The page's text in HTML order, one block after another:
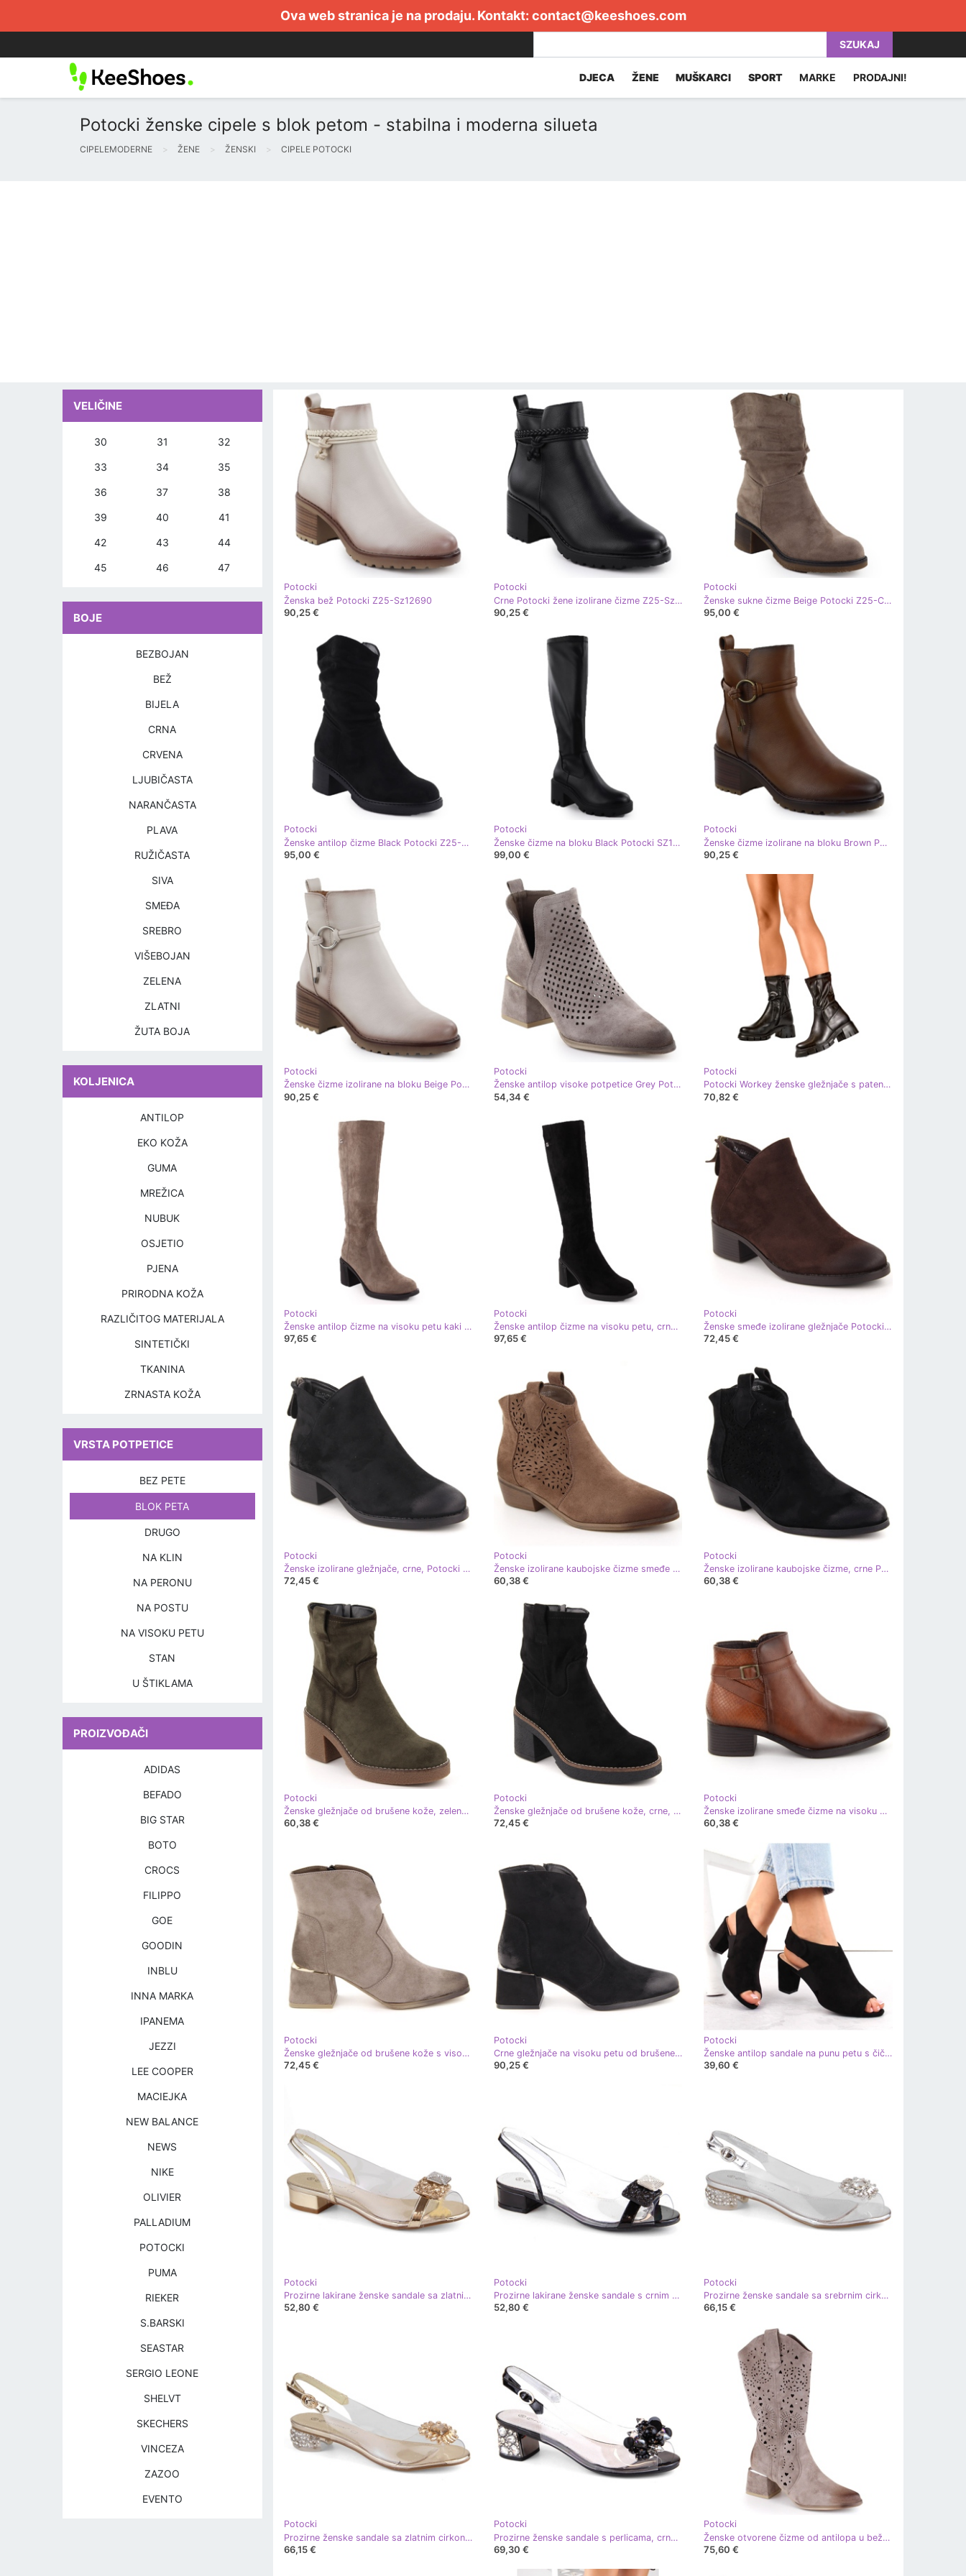
Ova web stranica je na prodaju. Kontakt: contact@keeshoes.com
SZUKAJ
DJECA ŽENE MUŠKARCI SPORT MARKE PRODAJNI!
Potocki ženske cipele s blok petom - stabilna i moderna silueta
CIPELEMODERNE ŽENE ŽENSKI CIPELE POTOCKI
Potocki
Ženska bež Potocki Z25-Sz12690
90,25 €
Potocki
Crne Potocki žene izolirane čizme Z25-Sz12690- crna
90,25 €
Potocki
Ženske sukne čizme Beige Potocki Z25-CN51303 bež
95,00 €
Potocki
Ženske antilop čizme Black Potocki Z25-CN51303 crna
95,00 €
Potocki
Ženske čizme na bloku Black Potocki SZ12533
99,00 €
Potocki
Ženske čizme izolirane na bloku Brown Potocki SZ12527 smeđa
90,25 €
Potocki
Ženske čizme izolirane na bloku Beige Potocki SZ12527 bež
90,25 €
Potocki
Ženske antilop visoke potpetice Grey Potocki SZ12356 siva
54,34 €
Potocki
Potocki Workey ženske gležnjače s patentnim zatvaračem crne crna
70,82 €
Potocki
Ženske antilop čizme na visoku petu kaki Potocki 60314 zelena
97,65 €
Potocki
Ženske antilop čizme na visoku petu, crne, Potocki 60314 crna
97,65 €
Potocki
Ženske smeđe izolirane gležnjače Potocki 12472 smeđa
72,45 €
Potocki
Ženske izolirane gležnjače, crne, Potocki 12472 crna
72,45 €
Potocki
Ženske izolirane kaubojske čizme smeđe Potocki SZ12189 smeđa
60,38 €
Potocki
Ženske izolirane kaubojske čizme, crne Potocki SZ12189 crna
60,38 €
Potocki
Ženske gležnjače od brušene kože, zelene, Potocki 51302 zelena
60,38 €
Potocki
Ženske gležnjače od brušene kože, crne, Potocki 51302 crna
72,45 €
Potocki
Ženske izolirane smeđe čizme na visoku petu Potocki 12280 smeđa
60,38 €
Potocki
Ženske gležnjače od brušene kože s visokom petom, bež Potocki 12422
72,45 €
Potocki
Crne gležnjače na visoku petu od brušene kože Potocki 12422 crna
90,25 €
Potocki
Ženske antilop sandale na punu petu s čičkom, crne Potocki CA42312 crna
39,60 €
Potocki
Prozirne lakirane ženske sandale sa zlatnim cirkonima Potocki WS43303
52,80 €
Potocki
Prozirne lakirane ženske sandale s crnim cirkonima Potocki WS43303 crna
52,80 €
Potocki
Prozirne ženske sandale sa srebrnim cirkonima Potocki WS43301 srebro
66,15 €
Potocki
Prozirne ženske sandale sa zlatnim cirkonima Potocki WS43301
66,15 €
Potocki
Prozirne ženske sandale s perlicama, crne Potocki WS43300 crna
69,30 €
Potocki
Ženske otvorene čizme od antilopa u bež boji Potocki SZ12397
75,60 €
VELIČINE
30 31 32
33 34 35
36 37 38
39 40 41
42 43 44
45 46 47
BOJE
BEZBOJAN
BEŽ
BIJELA
CRNA
CRVENA
LJUBIČASTA
NARANČASTA
PLAVA
RUŽIČASTA
SIVA
SMEĐA
SREBRO
VIŠEBOJAN
ZELENA
ZLATNI
ŽUTA BOJA
KOLJENICA
ANTILOP
EKO KOŽA
GUMA
MREŽICA
NUBUK
OSJETIO
PJENA
PRIRODNA KOŽA
RAZLIČITOG MATERIJALA
SINTETIČKI
TKANINA
ZRNASTA KOŽA
VRSTA POTPETICE
BEZ PETE
BLOK PETA
DRUGO
NA KLIN
NA PERONU
NA POSTU
NA VISOKU PETU
STAN
U ŠTIKLAMA
PROIZVOĐAČI
ADIDAS
BEFADO
BIG STAR
BOTO
CROCS
FILIPPO
GOE
GOODIN
INBLU
INNA MARKA
IPANEMA
JEZZI
LEE COOPER
MACIEJKA
NEW BALANCE
NEWS
NIKE
OLIVIER
PALLADIUM
POTOCKI
PUMA
RIEKER
S.BARSKI
SEASTAR
SERGIO LEONE
SHELVT
SKECHERS
VINCEZA
ZAZOO
EVENTO